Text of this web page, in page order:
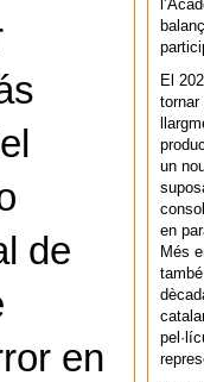
de
en
El
un
en
Més